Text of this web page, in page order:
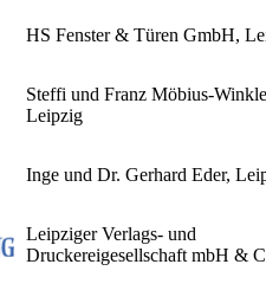
HS Fenster & Türen GmbH,
Steffi und Franz Möbius-
Leipzig
Inge und Dr. Gerhard Eder,
Leipziger Verlags- und
Druckereigesellschaft mbH &